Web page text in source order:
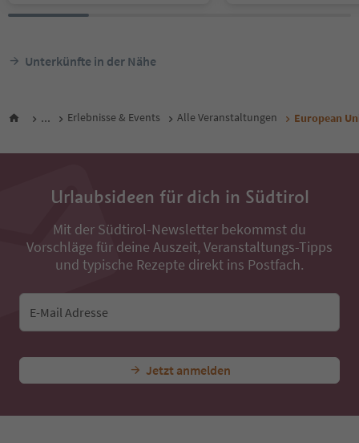
Unterkünfte in der Nähe
... Erlebnisse & Events Alle Veranstaltungen European
Urlaubsideen für dich in Südtirol
Mit der Südtirol-Newsletter bekommst du
Vorschläge für deine Auszeit, Veranstaltungs-Tipps
und typische Rezepte direkt ins Postfach.
E-Mail Adresse
Jetzt anmelden